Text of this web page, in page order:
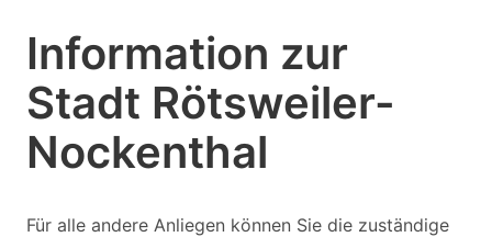
Information zur
Stadt Rötsweiler-
Nockenthal
Für alle andere Anliegen können Sie die zuständige